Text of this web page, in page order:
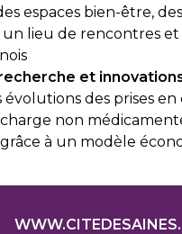
espaces bien-être,
un lieu de rencontres
et
des prises
non
grâce à un modèle